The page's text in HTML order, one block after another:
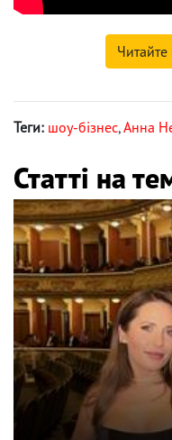
Теги: шоу-бізнес,Анна
Статті на